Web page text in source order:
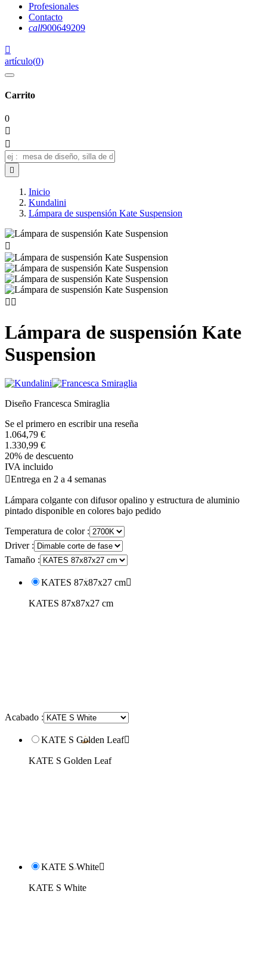
Profesionales
Contacto
call900649209

artículo(0)
Carrito
0



Inicio
Kundalini
Lámpara de suspensión Kate Suspension

 
Lámpara de suspensión Kate
Suspension
Diseño Francesca Smiraglia
Se el primero en escribir una reseña
1.064,79 €
1.330,99 €
20% de descuento
IVA incluido
Entrega en 2 a 4 semanas
Lámpara colgante con difusor opalino y estructura de aluminio
pintado disponible en colores bajo pedido
Temperatura de color :
Driver :
Tamaño :
KATES 87x87x27 cm
KATES 87x87x27 cm
Acabado :
KATE S Golden Leaf
KATE S Golden Leaf
KATE S White
KATE S White